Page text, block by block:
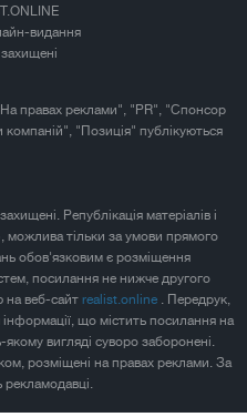
видання
правах реклами", "PR", "Спонсор
"Позиція" публікуються
Републікація матеріалів і
можлива тільки за умови прямого
обов'язковим є розміщення
посилання не нижче другого
на веб-сайт realist.online . Передрук,
що містить посилання на
якому вигляді суворо заборонені.
розміщені на правах реклами. За
рекламодавці.